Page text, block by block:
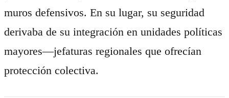
muros defensivos. En su lugar, su seguridad
derivaba de su integración en unidades políticas
mayores—jefaturas regionales que ofrecían
protección colectiva.